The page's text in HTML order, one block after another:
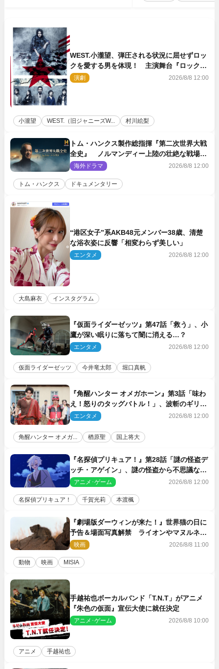
WEST.小瀧望、弾圧される状況に屈せずロッ
クを愛する男を体現！ 主演舞台『ロックン
ロール』ビジュアル解禁
演劇 2026/8/8 12:00
小瀧望 WEST.（旧ジャニーズW... 村川絵梨
トム・ハンクス製作総指揮『第二次世界大戦
全史』 ノルマンディー上陸の壮絶な戦場を
収めた特別映像解禁
海外ドラマ 2026/8/8 12:00
トム・ハンクス ドキュメンタリー
“港区女子”系AKB48元メンバー38歳、清楚
な浴衣姿に反響「相変わらず美しい」
エンタメ 2026/8/8 12:00
大島麻衣 インスタグラム
『仮面ライダーゼッツ』第47話「救う」、小
鷹が深い眠りに落ちて闇に消える…？
エンタメ 2026/8/8 12:00
仮面ライダーゼッツ 今井竜太郎 堀口真帆
『角醒ハンター オメガホーン』第3話「味わ
え！怒りのタッグバトル！」、波斬のギリコ
がハンターバトルを挑んできた！
エンタメ 2026/8/8 12:00
角醒ハンター オメガ... 楢原聖 国上将大
『名探偵プリキュア！』第28話「謎の怪盗デ
ッチ・アゲイン」、謎の怪盗から不思議な予
告状が届く
アニメ･ゲーム 2026/8/8 12:00
名探偵プリキュア！ 千賀光莉 本渡楓
『劇場版ダーウィンが来た！』世界猫の日に
予告＆場面写真解禁 ライオンやマヌルネコ
の赤ちゃんが大集合
映画 2026/8/8 11:00
動物 映画 MISIA
手越祐也ボーカルバンド「T.N.T」がアニメ
『朱色の仮面』宣伝大使に就任決定
アニメ･ゲーム 2026/8/8 10:00
アニメ 手越祐也